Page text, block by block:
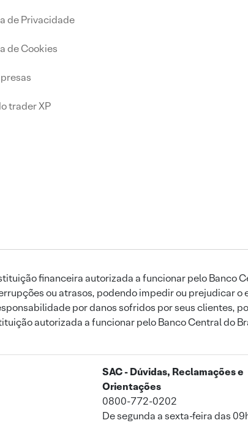
de Privacidade
de Cookies
trader XP
financeira autorizada a funcionar pelo Banco
ou atrasos, podendo impedir ou prejudicar o
por danos sofridos por seus clientes,
autorizada a funcionar pelo Banco Central do
SAC - Dúvidas, Reclamações e
Orientações
0800-772-0202
De segunda a sexta-feira das